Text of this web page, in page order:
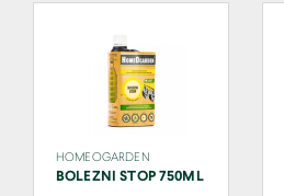
HOMEOGARDEN
BOLEZNI STOP 750ML